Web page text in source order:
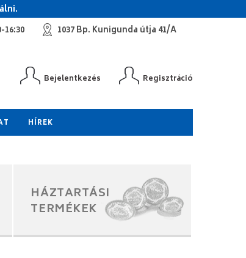
16:30 1037 Bp. Kunigunda útja 41/A
Bejelentkezés Regisztráció
HÍREK
HÁZTARTÁSI
TERMÉKEK